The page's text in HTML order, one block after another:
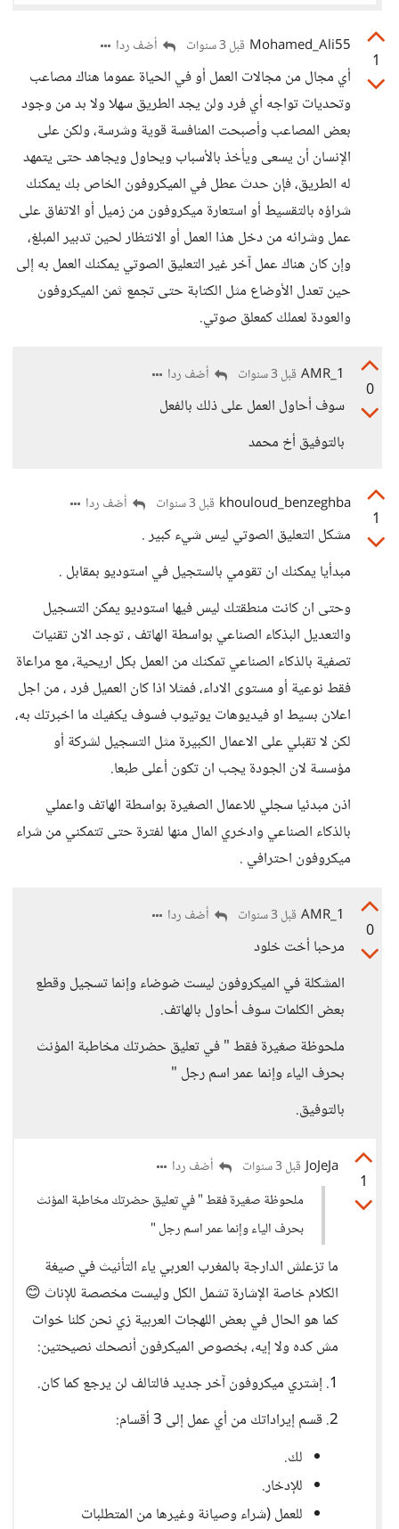
1
Mohamed_Ali55 قبل 3 سنوات أضف ردا
أي مجال من مجالات العمل أو في الحياة عموما هناك مصاعب
وتحديات تواجه أي فرد ولن يجد الطريق سهلا ولا بد من وجود
بعض المصاعب وأصبحت المنافسة قوية وشرسة، ولكن على
الإنسان أن يسعى ويأخذ بالأسباب ويحاول ويجاهد حتى يتمهد
له الطريق، فإن حدث عطل في الميكروفون الخاص بك يمكنك
شراؤه بالتقسيط أو استعارة ميكروفون من زميل أو الاتفاق على
عمل وشرائه من دخل هذا العمل أو الانتظار لحين تدبير المبلغ،
وإن كان هناك عمل آخر غير التعليق الصوتي يمكنك العمل به إلى
حين تعدل الأوضاع مثل الكتابة حتى تجمع ثمن الميكروفون
والعودة لعملك كمعلق صوتي.
0
AMR_1 قبل 3 سنوات أضف ردا
سوف أحاول العمل على ذلك بالفعل
بالتوفيق أخ محمد
1
khouloud_benzeghba قبل 3 سنوات أضف ردا
مشكل التعليق الصوتي ليس شيء كبير .
مبدأيا يمكنك ان تقومي بالستجيل في استوديو بمقابل .
وحتى ان كانت منطقتك ليس فيها استوديو يمكن التسجيل
والتعديل البذكاء الصناعي بواسطة الهاتف ، توجد الان تقنيات
تصفية بالذكاء الصناعي تمكنك من العمل بكل اريحية، مع مراعاة
فقط نوعية أو مستوى الاداء، فمثلا اذا كان العميل فرد ، من اجل
اعلان بسيط او فيديوهات يوتيوب فسوف يكفيك ما اخبرتك به،
لكن لا تقبلي على الاعمال الكبيرة مثل التسجيل لشركة أو
مؤسسة لان الجودة يجب ان تكون أعلى طبعا.
اذن مبدئيا سجلي للاعمال الصغيرة بواسطة الهاتف واعملي
بالذكاء الصناعي وادخري المال منها لفترة حتى تتمكني من شراء
ميكروفون احترافي .
0
AMR_1 قبل 3 سنوات أضف ردا
مرحبا أخت خلود
المشكلة في الميكروفون ليست ضوضاء وإنما تسجيل وقطع
بعض الكلمات سوف أحاول بالهاتف.
ملحوظة صغيرة فقط " في تعليق حضرتك مخاطبة المؤنث
بحرف الياء وإنما عمر اسم رجل "
بالتوفيق.
1
JoJeJa قبل 3 سنوات
أضف ردا
ملحوظة صغيرة فقط " في تعليق حضرتك مخاطبة المؤنث
بحرف الياء وإنما عمر اسم رجل "
ما تزعلش الدارجة بالمغرب العربي ياء التأنيث في صيغة
الكلام خاصة الإشارة تشمل الكل وليست مخصصة للإناث 😊
كما هو الحال في بعض اللهجات العربية زي نحن كلنا خوات
مش كده ولا إيه، بخصوص الميكرفون أنصحك نصيحتين:
1. إشتري ميكروفون آخر جديد فالتالف لن يرجع كما كان.
2. قسم إيراداتك من أي عمل إلى 3 أقسام:
لك.
للإدخار.
للعمل (شراء وصيانة وغيرها من المتطلبات